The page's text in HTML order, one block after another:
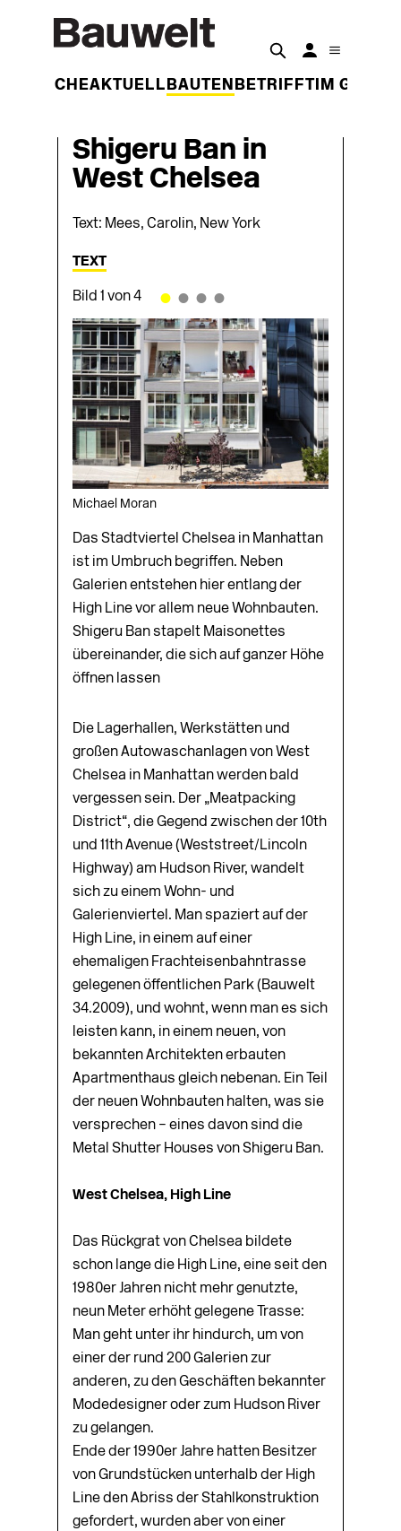
WOCHEAKTUELL BAUTEN BETRIFFT IM
Shigeru Ban in
West Chelsea
Text: Mees, Carolin, New York
TEXT
Bild 1 von 4 ••••
Michael Moran
Das Stadtviertel Chelsea in Manhattan
ist im Umbruch begriffen. Neben
Galerien entstehen hier entlang der
High Line vor allem neue Wohnbauten.
Shigeru Ban stapelt Maisonettes
übereinander, die sich auf ganzer Höhe
öffnen lassen
Die Lagerhallen, Werkstätten und
großen Autowaschanlagen von West
Chelsea in Manhattan werden bald
vergessen sein. Der „Meatpacking
District“, die Gegend zwischen der 10th
und 11th Avenue (Weststreet/Lincoln
Highway) am Hudson River, wandelt
sich zu einem Wohn- und
Galerienviertel. Man spaziert auf der
High Line, in einem auf einer
ehemaligen Frachteisenbahntrasse
gelegenen öffentlichen Park (Bauwelt
34.2009), und wohnt, wenn man es sich
leisten kann, in einem neuen, von
bekannten Architekten erbauten
Apartmenthaus gleich nebenan. Ein Teil
der neuen Wohnbauten halten, was sie
versprechen – eines davon sind die
Metal Shutter Houses von Shigeru Ban.
West Chelsea, High Line
Das Rückgrat von Chelsea bildete
schon lange die High Line, eine seit den
1980er Jahren nicht mehr genutzte,
neun Meter erhöht gelegene Trasse:
Man geht unter ihr hindurch, um von
einer der rund 200 Galerien zur
anderen, zu den Geschäften bekannter
Modedesigner oder zum Hudson River
zu gelangen.
Ende der 1990er Jahre hatten Besitzer
von Grundstücken unterhalb der High
Line den Abriss der Stahlkonstruktion
gefordert, wurden aber von einer